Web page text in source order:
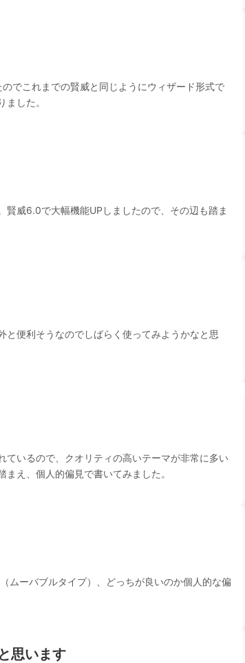
でこれまでの賢威と同じようにウィザード形式で
した。
賢威6.0で大幅機能UPしましたので、その辺も踏ま
便利そうなのでしばらく使ってみようかなと思
ているので、クオリティの高いテーマが非常に多い
え、個人的偏見で書いてみました。
ムーバブルタイプ）、どっちが良いのか個人的な偏
思います